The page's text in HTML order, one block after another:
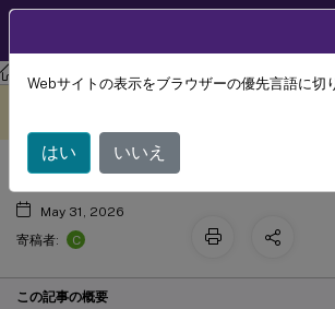
印刷構成の具体例
May 31, 2026
寄稿者:
C
この記事の概要
Webサイトの表示をブラウザーの優先言語に切
はい いいえ